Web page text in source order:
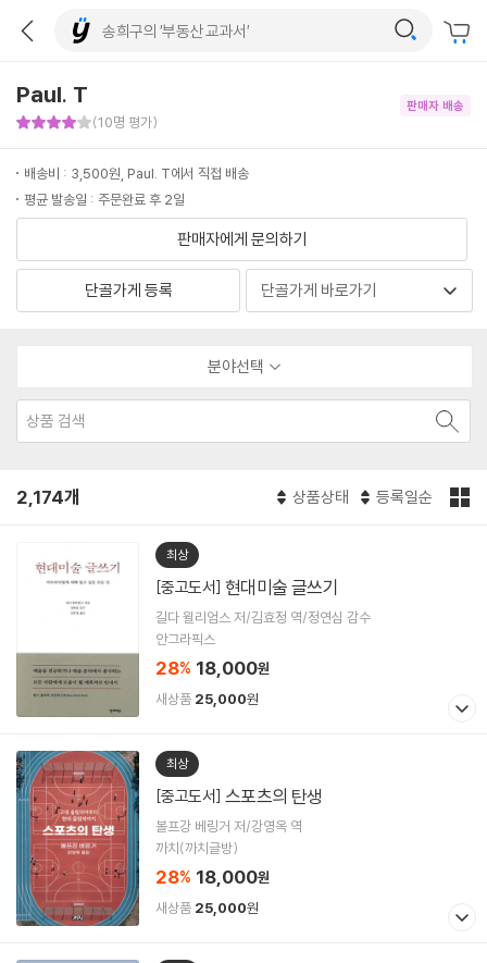
Paul. T
(10명 평가)
판매자 배송
배송비 : 3,500원, Paul. T에서 직접 배송
평균 발송일 : 주문완료 후 2일
판매자에게 문의하기
단골가게 등록
분야선택
2,174개 상품상태 등록일순
최상
[중고도서] 현대미술 글쓰기
길다 윌리엄스 저/김효정 역/정연심 감수
안그라픽스
28% 18,000원
새상품 25,000원
최상
[중고도서] 스포츠의 탄생
볼프강 베링거 저/강영옥 역
까치(까치글방)
28% 18,000원
새상품 25,000원